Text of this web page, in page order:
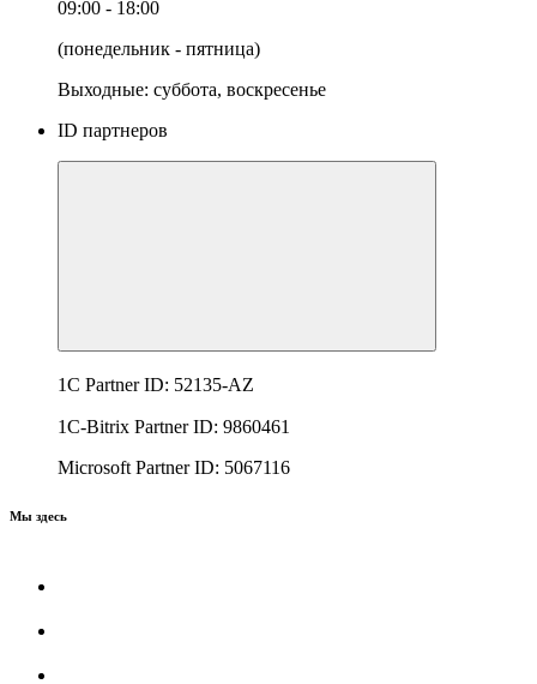
09:00 - 18:00
(понедельник - пятница)
Выходные: суббота, воскресенье
ID партнеров
1C Partner ID: 52135-AZ
1C-Bitrix Partner ID: 9860461
Microsoft Partner ID: 5067116
Мы здесь